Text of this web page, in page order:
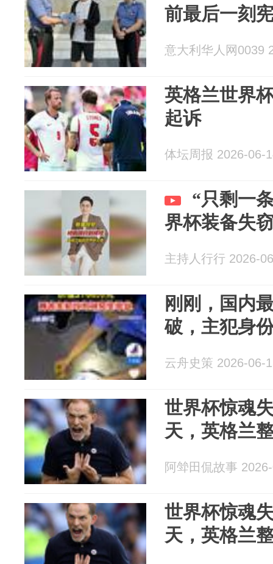
前最后一刻
意大利华人网0039
英格兰世界
起诉
体坛周报 2026-06-
“只剩一
界杯装备失
主持人行行 2026-
刚刚，国内
破，主犯身
云舟史策 2026-06-
世界杯惊魂
天，英格兰
阿斚田侃故事
世界杯惊魂
天，英格兰